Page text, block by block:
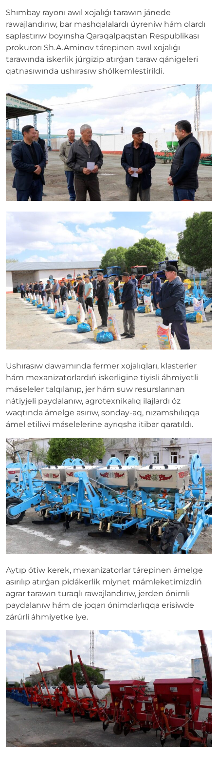
Shımbay rayonı awıl xojalıǵı tarawın jánede
rawajlandırıw, bar mashqalalardı úyreniw hám olardı
saplastırıw boyınsha Qaraqalpaqstan Respublikası
prokurorı Sh.A.Aminov tárepinen awıl xojalıǵı
tarawında iskerlik júrgizip atırǵan taraw qánigeleri
qatnasıwında ushırasıw shólkemlestirildi.
Ushırasıw dawamında fermer xojalıqları, klasterler
hám mexanizatorlardıń iskerligine tiyisli áhmiyetli
máseleler talqılanıp, jer hám suw resurslarınan
nátiyjeli paydalanıw, agrotexnikalıq ilajlardı óz
waqtında ámelge asırıw, sonday-aq, nızamshılıqqa
ámel etiliwi máselelerine ayrıqsha itibar qaratıldı.
Aytıp ótiw kerek, mexanizatorlar tárepinen ámelge
asırılıp atırǵan pidákerlik miynet mámleketimizdiń
agrar tarawın turaqlı rawajlandırıw, jerden ónimli
paydalanıw hám de joqarı ónimdarlıqqa erisiwde
zárúrli áhmiyetke iye.